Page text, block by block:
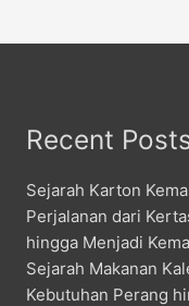
Recent
Sejarah Karton
Perjalanan dari
hingga Menjadi
Sejarah Makanan
Kebutuhan Perang